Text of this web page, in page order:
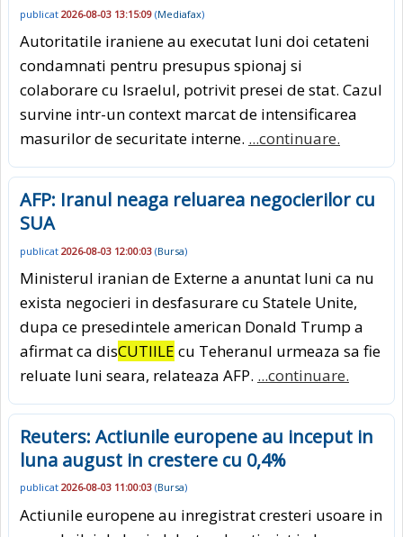
publicat 2026-08-03 13:15:09 (Mediafax)
Autoritatile iraniene au executat luni doi cetateni
condamnati pentru presupus spionaj si
colaborare cu Israelul, potrivit presei de stat. Cazul
survine intr-un context marcat de intensificarea
masurilor de securitate interne. ...continuare.
AFP: Iranul neaga reluarea negocierilor cu
SUA
publicat 2026-08-03 12:00:03 (Bursa)
Ministerul iranian de Externe a anuntat luni ca nu
exista negocieri in desfasurare cu Statele Unite,
dupa ce presedintele american Donald Trump a
afirmat ca disCUTIILE cu Teheranul urmeaza sa fie
reluate luni seara, relateaza AFP. ...continuare.
Reuters: Actiunile europene au inceput in
luna august in crestere cu 0,4%
publicat 2026-08-03 11:00:03 (Bursa)
Actiunile europene au inregistrat cresteri usoare in